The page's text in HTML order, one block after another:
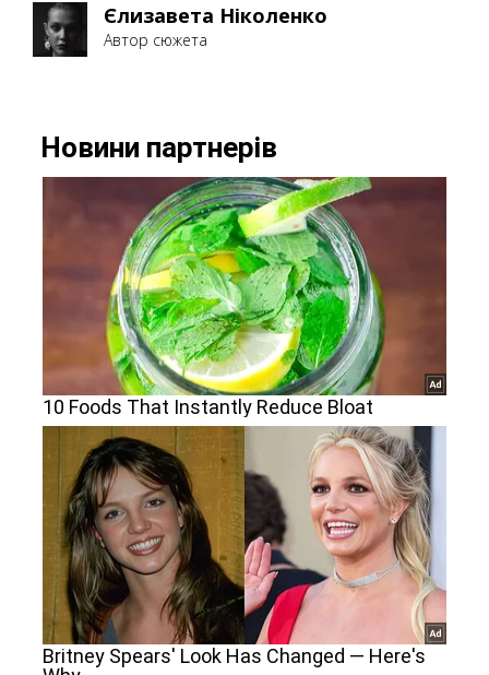
Єлизавета Ніколенко
Автор сюжета